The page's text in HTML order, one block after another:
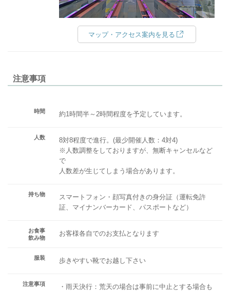
マップ・アクセス案内を見る
注意事項
時間 約1時間半～2時間程度を予定しています。
人数
8対8程度で進行。(最少開催人数：4対4)
※人数調整をしておりますが、無断キャンセルなど
で
人数差が生じてしまう場合があります。
持ち物
スマートフォン・顔写真付きの身分証（運転免許
証、マイナンバーカード、パスポートなど）
お食事
飲み物
お客様各自でのお支払となります
服装 歩きやすい靴でお越し下さい
注意事項
・雨天決行：荒天の場合は事前に中止とする場合も